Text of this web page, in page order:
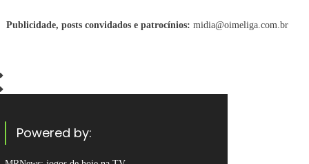
Publicidade, posts convidados e patrocínios: midia@oimeliga.com.br
Powered by: